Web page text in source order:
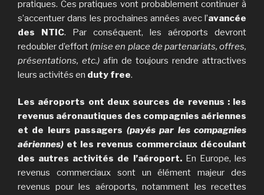
pratiques. Ces pratiques vont probablement continuer à
s’accentuer dans les prochaines années avec l’avancée
des NTIC. Par conséquent, les aéroports devront
redoubler d’effort (mise en place de partenariats, offres,
présentations, etc.) afin de toujours rendre attractives
leurs activités en duty free.
Les aéroports ont deux sources de revenus : les
revenus aéronautiques des compagnies aériennes
et de leurs passagers (payés par les compagnies
aériennes) et les revenus commerciaux découlant
des autres activités de l’aéroport.En Europe, les
revenus commerciaux sont un élément majeur des
revenus pour les aéroports, notamment les recettes